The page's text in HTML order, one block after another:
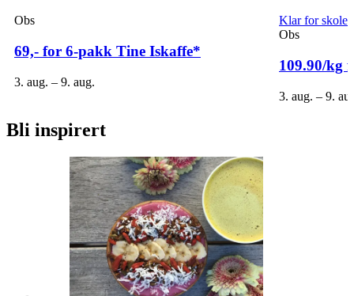
Obs
69,- for 6-pakk Tine Iskaffe*
3. aug. – 9. aug.
Klar for
Obs
109.90/kg
3. aug. – 9.
Bli inspirert